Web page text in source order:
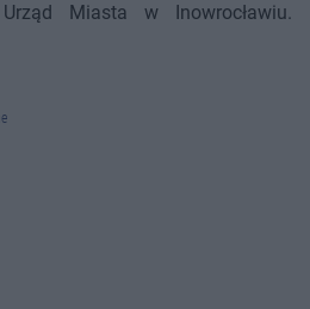
Miasta w Inowrocławiu.